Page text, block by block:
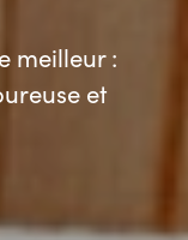
meilleur :
et